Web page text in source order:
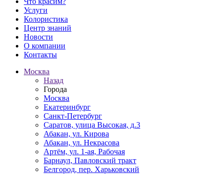
Услуги
Колористика
Центр знаний
Новости
О компании
Контакты
Москва
Назад
Города
Москва
Екатеринбург
Санкт-Петербург
Саратов, улица Высокая, д.3
Абакан, ул. Кирова
Абакан, ул. Некрасова
Артём, ул. 1-ая, Рабочая
Барнаул, Павловский тракт
Белгород, пер. Харьковский